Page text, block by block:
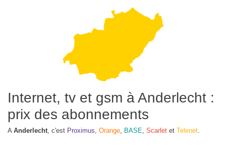
Internet, tv et gsm à Anderlecht :
prix des abonnements
A Anderlecht, c'est Proximus, Orange, BASE, Scarlet et Telenet.